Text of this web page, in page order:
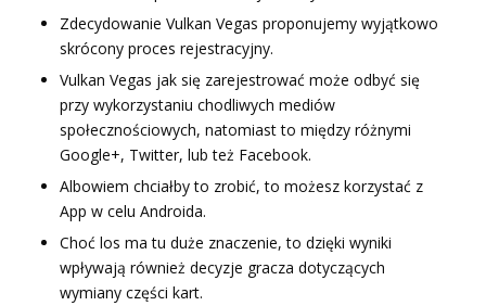
Zdecydowanie Vulkan Vegas proponujemy wyjątkowo
skrócony proces rejestracyjny.
Vulkan Vegas jak się zarejestrować może odbyć się
przy wykorzystaniu chodliwych mediów
społecznościowych, natomiast to między różnymi
Google+, Twitter, lub też Facebook.
Albowiem chciałby to zrobić, to możesz korzystać z
App w celu Androida.
Choć los ma tu duże znaczenie, to dzięki wyniki
wpływają również decyzje gracza dotyczących
wymiany części kart.